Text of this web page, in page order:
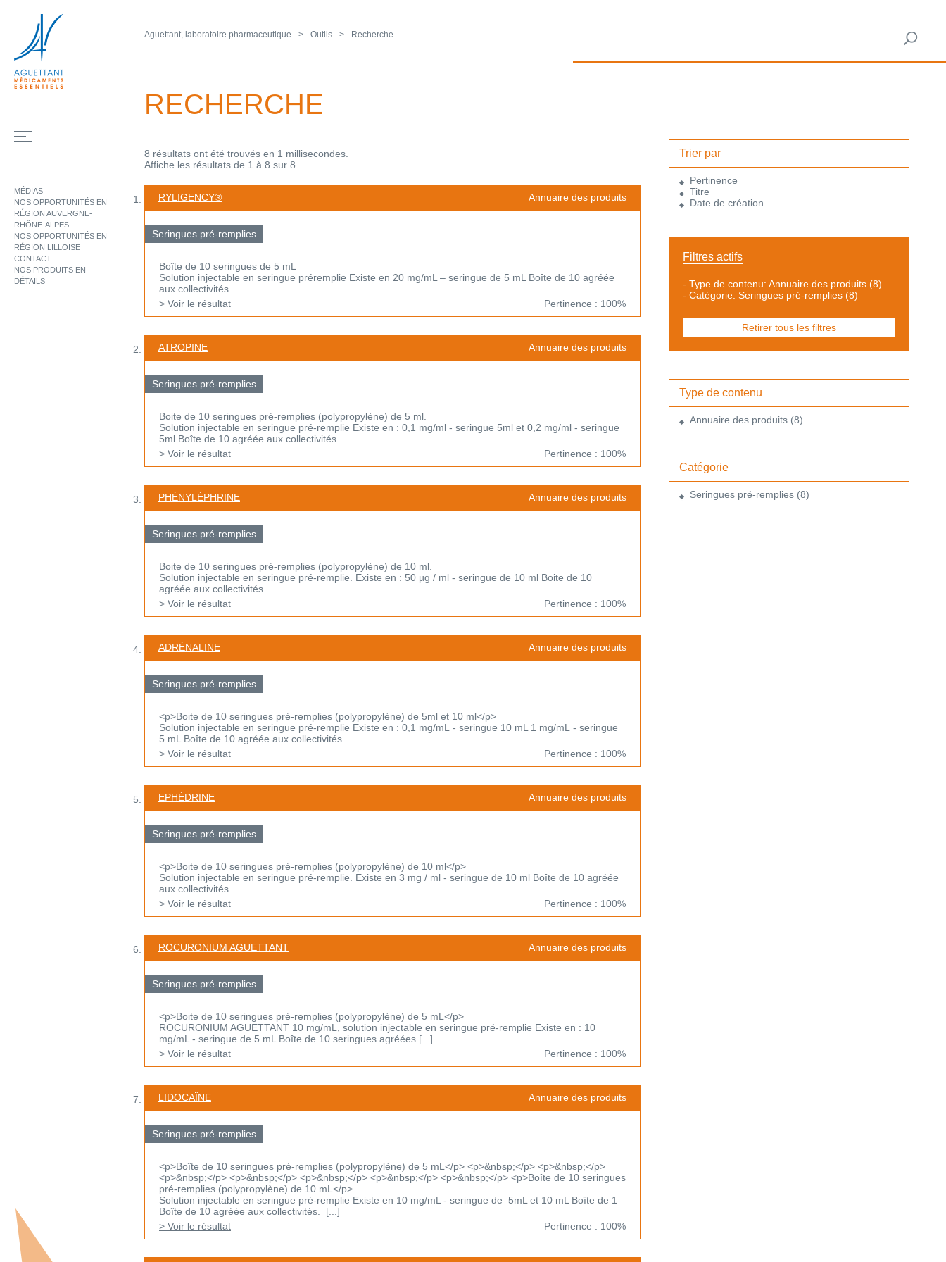
MÉDIAS
NOS OPPORTUNITÉS EN
RÉGION AUVERGNE-
RHÔNE-ALPES
NOS OPPORTUNITÉS EN
RÉGION LILLOISE
CONTACT
NOS PRODUITS EN
DÉTAILS
Aguettant, laboratoire pharmaceutique Outils Recherche
RECHERCHE
8 résultats ont été trouvés en 1 millisecondes.
Affiche les résultats de 1 à 8 sur 8.
RYLIGENCY® Annuaire des produits
Seringues pré-remplies
Boîte de 10 seringues de 5 mL
Solution injectable en seringue préremplie Existe en 20 mg/mL – seringue de 5 mL Boîte de 10 agréée
aux collectivités
> Voir le résultat
Pertinence : 100%
ATROPINE Annuaire des produits
Seringues pré-remplies
Boite de 10 seringues pré-remplies (polypropylène) de 5 ml.
Solution injectable en seringue pré-remplie Existe en : 0,1 mg/ml - seringue 5ml et 0,2 mg/ml - seringue
5ml Boîte de 10 agréée aux collectivités
> Voir le résultat
Pertinence : 100%
PHÉNYLÉPHRINE Annuaire des produits
Seringues pré-remplies
Boite de 10 seringues pré-remplies (polypropylène) de 10 ml.
Solution injectable en seringue pré-remplie. Existe en : 50 µg / ml - seringue de 10 ml Boite de 10
agréée aux collectivités
> Voir le résultat
Pertinence : 100%
ADRÉNALINE Annuaire des produits
Seringues pré-remplies
<p>Boite de 10 seringues pré-remplies (polypropylène) de 5ml et 10 ml</p>
Solution injectable en seringue pré-remplie Existe en : 0,1 mg/mL - seringue 10 mL 1 mg/mL - seringue
5 mL Boîte de 10 agréée aux collectivités
> Voir le résultat
Pertinence : 100%
EPHÉDRINE Annuaire des produits
Seringues pré-remplies
<p>Boite de 10 seringues pré-remplies (polypropylène) de 10 ml</p>
Solution injectable en seringue pré-remplie. Existe en 3 mg / ml - seringue de 10 ml Boîte de 10 agréée
aux collectivités
> Voir le résultat
Pertinence : 100%
ROCURONIUM AGUETTANT Annuaire des produits
Seringues pré-remplies
<p>Boite de 10 seringues pré-remplies (polypropylène) de 5 mL</p>
ROCURONIUM AGUETTANT 10 mg/mL, solution injectable en seringue pré-remplie Existe en : 10
mg/mL - seringue de 5 mL Boîte de 10 seringues agréées [...]
> Voir le résultat
Pertinence : 100%
LIDOCAÏNE Annuaire des produits
Seringues pré-remplies
<p>Boîte de 10 seringues pré-remplies (polypropylène) de 5 mL</p> <p>&nbsp;</p> <p>&nbsp;</p>
<p>&nbsp;</p> <p>&nbsp;</p> <p>&nbsp;</p> <p>&nbsp;</p> <p>&nbsp;</p> <p>Boîte de 10 seringues
pré-remplies (polypropylène) de 10 mL</p>
Solution injectable en seringue pré-remplie Existe en 10 mg/mL - seringue de 5mL et 10 mL Boîte de 1
Boîte de 10 agréée aux collectivités. [...]
> Voir le résultat
Pertinence : 100%
Trier par
Pertinence
Titre
Date de création
Filtres actifs
- Type de contenu: Annuaire des produits (8)
- Catégorie: Seringues pré-remplies (8)
Retirer tous les filtres
Type de contenu
Annuaire des produits (8)
Catégorie
Seringues pré-remplies (8)